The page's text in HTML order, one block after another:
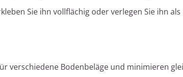
Sie ihn vollflächig oder verlegen Sie ihn als
verschiedene Bodenbeläge und minimieren